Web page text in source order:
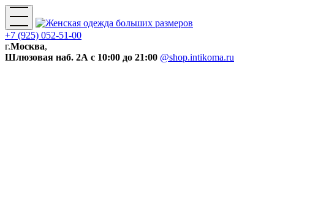
+7 (925) 052-51-00
г.Москва,
Шлюзовая наб. 2А с 10:00 до 21:00 @shop.intikoma.ru